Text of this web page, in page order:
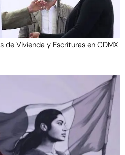
de Vivienda y Escrituras en CDMX